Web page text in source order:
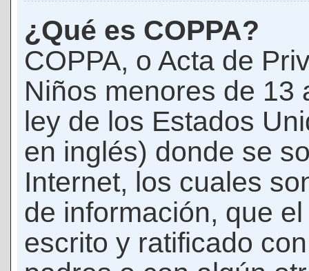
¿Qué es COPPA?
COPPA, o Acta de
Niños menores de 13
ley de los Estados
en inglés) donde se
Internet, los cuales
de información, que
escrito y ratificado